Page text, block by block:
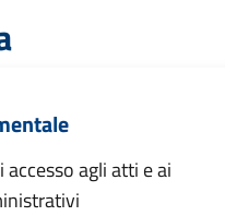
agli atti e ai